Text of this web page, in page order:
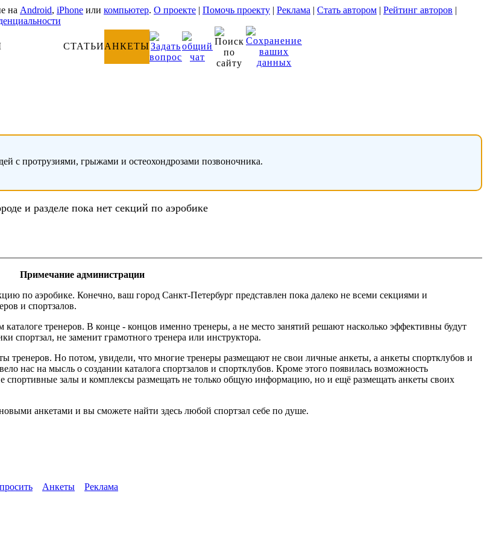
на Android, iPhone или компьютер. О проекте | Помочь проекту | Реклама | Стать автором | Рейтинг авторов |
СТАТЬИАНКЕТЫ
с протрузиями, грыжами и остеохондрозами позвоночника.
и разделе пока нет секций по аэробике
Примечание администрации
по аэробике. Конечно, ваш город Санкт-Петербург представлен пока далеко не всеми секциями и
и спортзалов.
тренеров. В конце - концов именно тренеры, а не место занятий решают насколько эффективны будут
не заменит грамотного тренера или инструктора.
тренеров. Но потом, увидели, что многие тренеры размещают не свои личные анкеты, а анкеты спортклубов и
нас на мысль о создании каталога спортзалов и спортклубов. Кроме этого появилась возможность
спортивные залы и комплексы размещать не только общую информацию, но и ещё размещать анкеты своих
анкетами и вы сможете найти здесь любой спортзал себе по душе.
Анкеты Реклама